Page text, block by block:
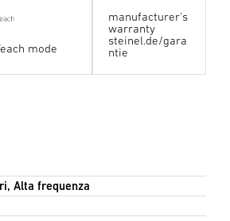
mode
manufacturer's
warranty
steinel.de/gara
ntie
Alta frequenza